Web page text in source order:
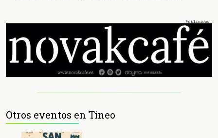
Otros eventos en Tineo